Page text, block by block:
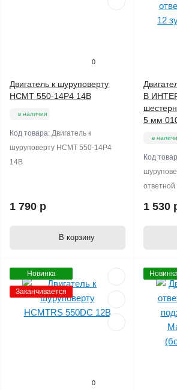
0
Двигатель к шуруповерту
HCMT 550-14P4 14B
в наличии
Код товара: Двигатель к
шуруповерту HCMT 550-14P4
14B
1 790 р
В корзину
В
5 мм
в
Код
1 530
Новинка
Заканчивается
0